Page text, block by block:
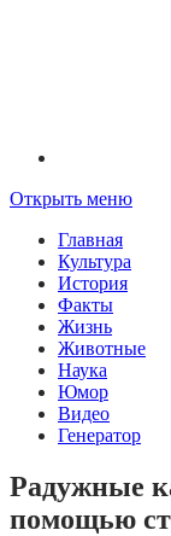
Открыть меню
Главная
Культура
История
Факты
Жизнь
Животные
Наука
Юмор
Видео
Генератор
Радужные
помощью